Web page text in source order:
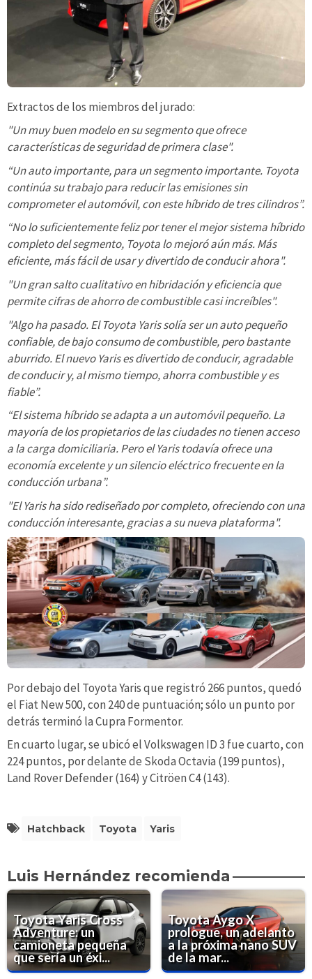
Extractos de los miembros del jurado:
"Un muy buen modelo en su segmento que ofrece
características de seguridad de primera clase".
“Un auto importante, para un segmento importante. Toyota
continúa su trabajo para reducir las emisiones sin
comprometer el automóvil, con este híbrido de tres cilindros”.
“No lo suficientemente feliz por tener el mejor sistema híbrido
completo del segmento, Toyota lo mejoró aún más. Más
eficiente, más fácil de usar y divertido de conducir ahora".
"Un gran salto cualitativo en hibridación y eficiencia que
permite cifras de ahorro de combustible casi increíbles".
"Algo ha pasado. El Toyota Yaris solía ser un auto pequeño
confiable, de bajo consumo de combustible, pero bastante
aburrido. El nuevo Yaris es divertido de conducir, agradable
de conducir y, al mismo tiempo, ahorra combustible y es
fiable”.
“El sistema híbrido se adapta a un automóvil pequeño. La
mayoría de los propietarios de las ciudades no tienen acceso
a la carga domiciliaria. Pero el Yaris todavía ofrece una
economía excelente y un silencio eléctrico frecuente en la
conducción urbana”.
"El Yaris ha sido rediseñado por completo, ofreciendo con una
conducción interesante, gracias a su nueva plataforma".
Por debajo del Toyota Yaris que registró 266 puntos, quedó
el Fiat New 500, con 240 de puntuación; sólo un punto por
detrás terminó la Cupra Formentor.
En cuarto lugar, se ubicó el Volkswagen ID 3 fue cuarto, con
224 puntos, por delante de Skoda Octavia (199 puntos),
Land Rover Defender (164) y Citröen C4 (143).
Hatchback Toyota Yaris
Luis Hernández recomienda
Toyota Yaris Cross
Adventure: un
camioneta pequeña
que sería un éxi...
Toyota Aygo X
prologue, un adelanto
a la próxima nano SUV
de la mar...